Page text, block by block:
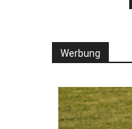
Werbung